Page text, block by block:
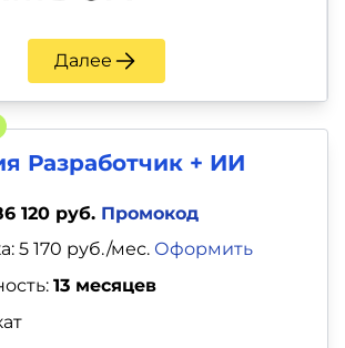
Далее
Разработчик + ИИ
120 руб. Промокод
13 месяцев
5 170 руб./мес. Оформить